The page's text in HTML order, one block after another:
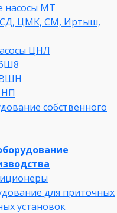
насосы МТ
СД, ЦМК, СМ, Иртыш,
ЦНЛ
НП
собственного
для приточных
установок